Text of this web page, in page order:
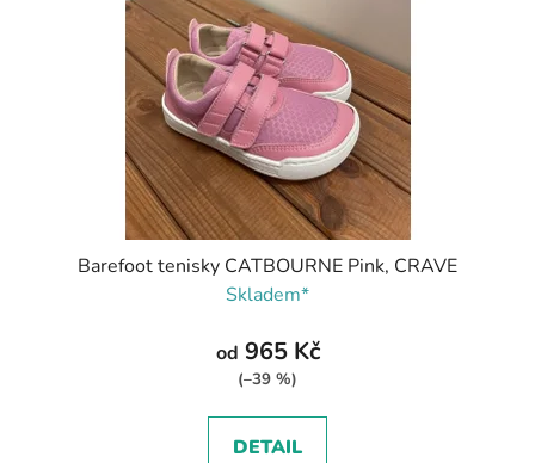
Barefoot tenisky CATBOURNE Pink, CRAVE
Skladem*
od 965 Kč
(–39 %)
DETAIL